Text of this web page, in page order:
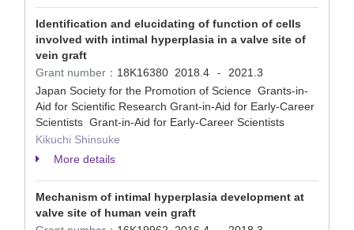
Identification and elucidating of function of cells
involved with intimal hyperplasia in a valve site of
vein graft
Grant number： 18K16380 2018.4 -
2021.3
Japan Society for the Promotion of Science Grants-in-
Aid for Scientific Research Grant-in-Aid for Early-Career
Scientists Grant-in-Aid for Early-Career Scientists
Kikuchi Shinsuke
More details
Mechanism of intimal hyperplasia development at
valve site of human vein graft